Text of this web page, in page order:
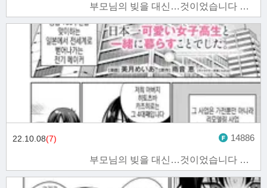
부모님의 빚을 대신…것이었습니다 5화
부모님의 빚을 대신…것이었습니다 4화
22.10.08(7) 14886